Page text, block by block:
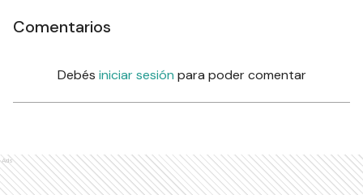
Comentarios
Debés iniciar sesión para poder comentar
Ads